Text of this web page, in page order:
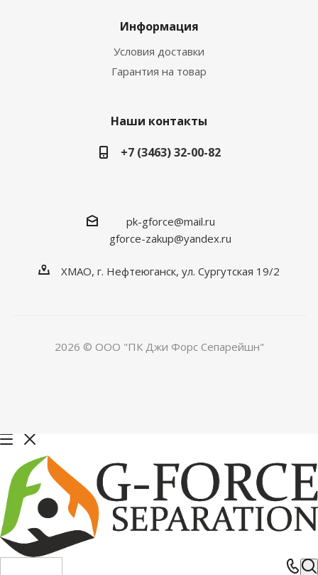
Информация
Условия доставки
Гарантия на товар
Наши контакты
+7 (3463) 32-00-82
pk-gforce@mail.ru
gforce-zakup@yandex.ru
ХМАО, г. Нефтеюганск, ул. Сургутская 19/2
2026 © ООО "ПК Джи Форс Сепарейшн"